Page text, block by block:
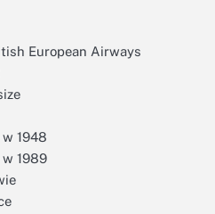
European Airways
1948
w 1989